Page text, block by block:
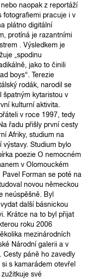
naopak z reportáží
fotografiemi pracuje i v
plátno digitální
protíná je razantními
. Výsledkem je
„spodinu
jako to činili
boys“. Terezie
rodák, narodil se
špatným kytaristou v
kulturní aktivita.
v roce 1997, tedy
řadu přišly první cesty
Afriky, studium na
výstavy. Studium bylo
poezie O nemocném
v Olomouckém
Forman se poté na
novou německou
neúspěšně. Byl
další básnickou
Krátce na to byl přijat
roku 2006
mezinárodních
Národní galerii a v
Cesty páně ho zavedly
s kamarádem otevřel
své